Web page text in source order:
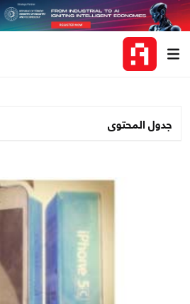
جدول المحتوى